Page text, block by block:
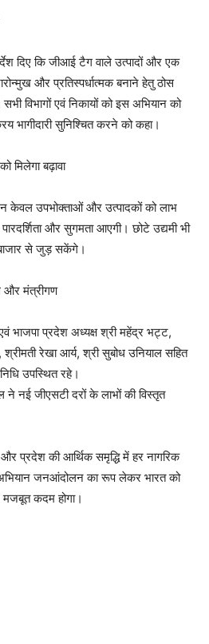
दिए कि जीआई टैग वाले उत्पादों और एक
और प्रतिस्पर्धात्मक बनाने हेतु ठोस
विभागों एवं निकायों को इस अभियान को
भागीदारी सुनिश्चित करने को कहा।
मिलेगा बढ़ावा
केवल उपभोक्ताओं और उत्पादकों को लाभ
पारदर्शिता और सुगमता आएगी। छोटे उद्यमी भी
से जुड़ सकेंगे।
और मंत्रीगण
भाजपा प्रदेश अध्यक्ष श्री महेंद्र भट्ट,
रेखा आर्य, श्री सुबोध उनियाल सहित
उपस्थित रहे।
ने नई जीएसटी दरों के लाभों की विस्तृत
प्रदेश की आर्थिक समृद्धि में हर नागरिक
जनआंदोलन का रूप लेकर भारत को
मजबूत कदम होगा।